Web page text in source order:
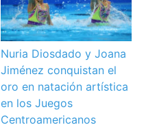
Nuria Diosdado y Joana
Jiménez conquistan el
oro en natación artística
en los Juegos
Centroamericanos